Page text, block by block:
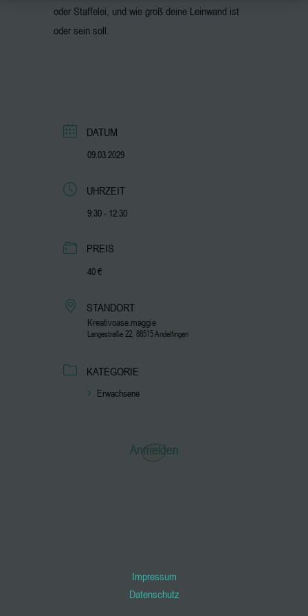
oder Staffelei, und wie groß deine Leinwand ist
oder sein soll.
DATUM
09.03.2029
UHRZEIT
9:30 - 12:30
PREIS
40 €
STANDORT
Kreativoase.maggie
Langestraße 22, 88515 Andelfingen
KATEGORIE
Erwachsene
Anmelden
Impressum
Datenschutz